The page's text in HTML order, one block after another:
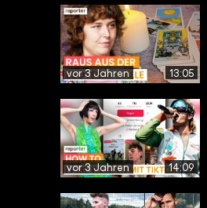
vor 3 Jahren 13:05
vor 3 Jahren 14:09